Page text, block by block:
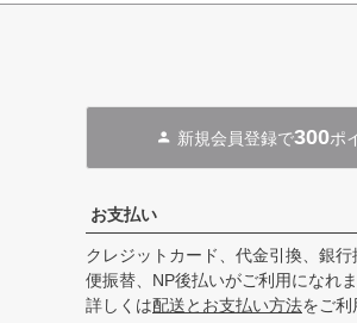
新規会員登録で300ポ
お支払い
クレジットカード、代金引換、銀行
便振替、NP後払いがご利用になれま
詳しくは配送とお支払い方法をご利